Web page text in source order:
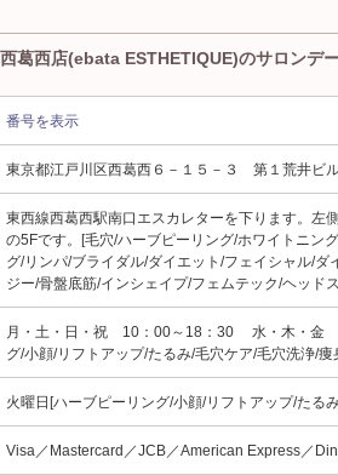
葛西店(ebata ESTHETIQUE)のサロンデ
番号を表示
東京都江戸川区西葛西６－１５－３ 第１荒井ビ
東西線西葛西駅南口エスカレターを下ります。左
の5Fです。[毛穴/ハーブピーリング/ホワイトニン
グ/リンパ/ブライダル/ダイエット/フェイシャル/
ジー/骨盤底筋/インシェイプ/フェムテック/ヘッド
月・土・日・祝 10：00～18：30 水・木・
グ/小顔/リフトアップ/たるみ/毛穴ケア/毛穴洗浄/
火曜日[ハーブピーリング/小顔/リフトアップ/たる
Visa／Mastercard／JCB／American Express／